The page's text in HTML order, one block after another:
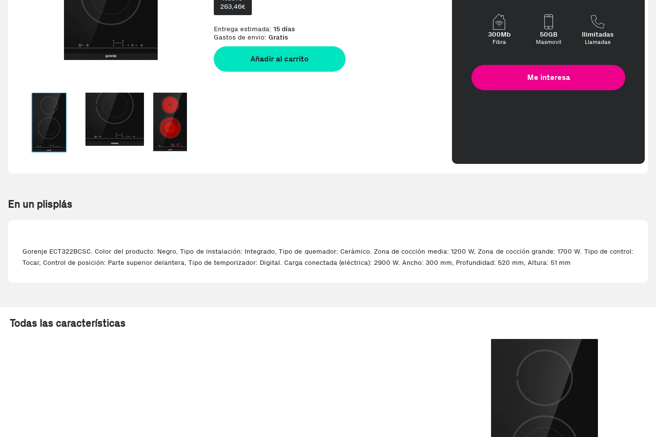
263,46€
Entrega estimada: 15 días
Gastos de envio: Gratis
Añadir al carrito
300Mb
Fibra
50GB
Masmovil
Ilimitadas
Llamadas
Me interesa
En un plisplás
Gorenje ECT322BCSC. Color del producto: Negro, Tipo de instalación: Integrado, Tipo de quemador: Cerámico. Zona de cocción media: 1200 W, Zona de cocción grande: 1700 W. Tipo de control:
Tocar, Control de posición: Parte superior delantera, Tipo de temporizador: Digital. Carga conectada (eléctrica): 2900 W. Ancho: 300 mm, Profundidad: 520 mm, Altura: 51 mm
Todas las características